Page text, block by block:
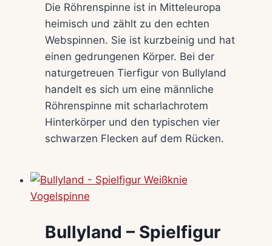
Die Röhrenspinne ist in Mitteleuropa
heimisch und zählt zu den echten
Webspinnen. Sie ist kurzbeinig und hat
einen gedrungenen Körper. Bei der
naturgetreuen Tierfigur von Bullyland
handelt es sich um eine männliche
Röhrenspinne mit scharlachrotem
Hinterkörper und den typischen vier
schwarzen Flecken auf dem Rücken.
Bullyland – Spielfigur